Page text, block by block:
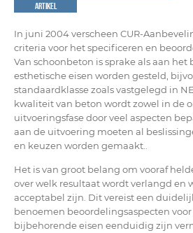
artikel
In juni 2004 verscheen CUR-
criteria voor het specificeren en
Van schoonbeton is sprake als aan
esthetische eisen worden gesteld,
standaardklasse zoals vastgelegd in
kwaliteit van beton wordt zowel in de
uitvoeringsfase door veel aspecten
aan de uitvoering moeten al
en keuzen worden gemaakt..
Het is van groot belang om vooraf
over welk resultaat wordt verlangd en
acceptabel zijn. Dit vereist een
benoemen beoordelingsaspecten
bijbehorende eisen eenduidig zijn